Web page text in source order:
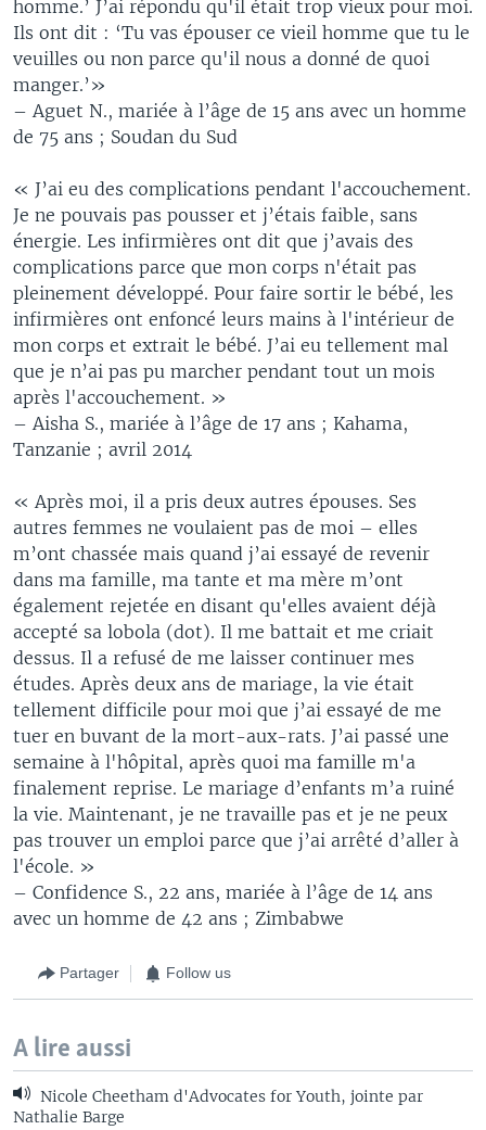
homme.’ J’ai répondu qu'il était trop vieux pour moi.
Ils ont dit : ‘Tu vas épouser ce vieil homme que tu le
veuilles ou non parce qu'il nous a donné de quoi
manger.’»
– Aguet N., mariée à l’âge de 15 ans avec un homme
de 75 ans ; Soudan du Sud
« J’ai eu des complications pendant l'accouchement.
Je ne pouvais pas pousser et j’étais faible, sans
énergie. Les infirmières ont dit que j’avais des
complications parce que mon corps n'était pas
pleinement développé. Pour faire sortir le bébé, les
infirmières ont enfoncé leurs mains à l'intérieur de
mon corps et extrait le bébé. J’ai eu tellement mal
que je n’ai pas pu marcher pendant tout un mois
après l'accouchement. »
– Aisha S., mariée à l’âge de 17 ans ; Kahama,
Tanzanie ; avril 2014
« Après moi, il a pris deux autres épouses. Ses
autres femmes ne voulaient pas de moi – elles
m’ont chassée mais quand j’ai essayé de revenir
dans ma famille, ma tante et ma mère m’ont
également rejetée en disant qu'elles avaient déjà
accepté sa lobola (dot). Il me battait et me criait
dessus. Il a refusé de me laisser continuer mes
études. Après deux ans de mariage, la vie était
tellement difficile pour moi que j’ai essayé de me
tuer en buvant de la mort-aux-rats. J’ai passé une
semaine à l'hôpital, après quoi ma famille m'a
finalement reprise. Le mariage d’enfants m’a ruiné
la vie. Maintenant, je ne travaille pas et je ne peux
pas trouver un emploi parce que j’ai arrêté d’aller à
l'école. »
– Confidence S., 22 ans, mariée à l’âge de 14 ans
avec un homme de 42 ans ; Zimbabwe
Partager Follow us
A lire aussi
Nicole Cheetham d'Advocates for Youth, jointe par
Nathalie Barge